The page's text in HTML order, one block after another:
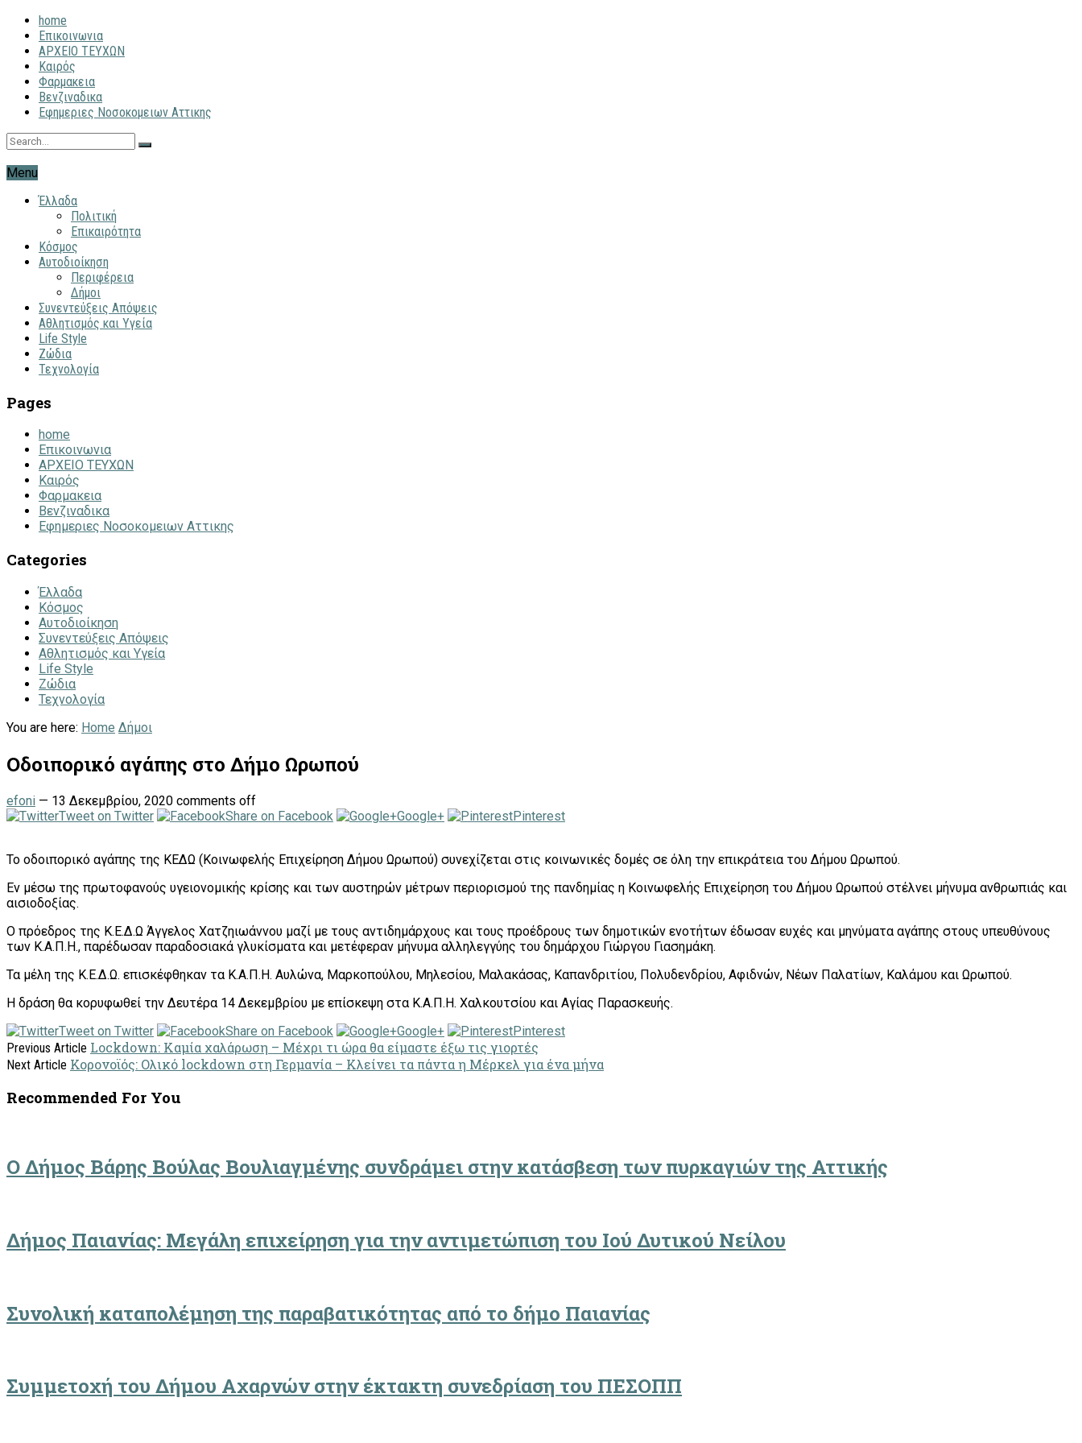
home
Επικοινωνια
ΑΡΧΕΙΟ ΤΕΥΧΩΝ
Καιρός
Φαρμακεια
Βενζιναδικα
Εφημεριες Νοσοκομειων Αττικης
Menu
Έλλαδα
Πολιτική
Επικαιρότητα
Κόσμος
Αυτοδιοίκηση
Περιφέρεια
Δήμοι
Συνεντεύξεις Απόψεις
Αθλητισμός και Υγεία
Life Style
Ζώδια
Τεχνολογία
Pages
home
Επικοινωνια
ΑΡΧΕΙΟ ΤΕΥΧΩΝ
Καιρός
Φαρμακεια
Βενζιναδικα
Εφημεριες Νοσοκομειων Αττικης
Categories
Έλλαδα
Κόσμος
Αυτοδιοίκηση
Συνεντεύξεις Απόψεις
Αθλητισμός και Υγεία
Life Style
Ζώδια
Τεχνολογία
You are here: Home Δήμοι
Οδοιπορικό αγάπης στο Δήμο Ωρωπού
efoni — 13 Δεκεμβρίου, 2020 comments off
Tweet on Twitter
Share on Facebook Google+ Pinterest
To oδοιπορικό αγάπης της ΚΕΔΩ (Κοινωφελής Επιχείρηση Δήμου Ωρωπού) συνεχίζεται στις κοινωνικές δομές σε όλη την επικράτεια του Δήμου Ωρωπού.
Εν μέσω της πρωτοφανούς υγειονομικής κρίσης και των αυστηρών μέτρων περιορισμού της πανδημίας η Κοινωφελής Επιχείρηση του Δήμου Ωρωπού στέλνει μήνυμα ανθρωπιάς και
αισιοδοξίας.
Ο πρόεδρος της Κ.Ε.Δ.Ω Άγγελος Χατζηιωάννου μαζί με τους αντιδημάρχους και τους προέδρους των δημοτικών ενοτήτων έδωσαν ευχές και μηνύματα αγάπης στους υπευθύνους
των Κ.Α.Π.Η., παρέδωσαν παραδοσιακά γλυκίσματα και μετέφεραν μήνυμα αλληλεγγύης του δημάρχου Γιώργου Γιασημάκη.
Τα μέλη της Κ.Ε.Δ.Ω. επισκέφθηκαν τα Κ.Α.Π.Η. Αυλώνα, Μαρκοπούλου, Μηλεσίου, Μαλακάσας, Καπανδριτίου, Πολυδενδρίου, Αφιδνών, Νέων Παλατίων, Καλάμου και Ωρωπού.
Η δράση θα κορυφωθεί την Δευτέρα 14 Δεκεμβρίου με επίσκεψη στα Κ.Α.Π.Η. Χαλκουτσίου και Αγίας Παρασκευής.
Tweet on Twitter
Share on Facebook Google+
Pinterest
Previous Article Lockdown: Καμία χαλάρωση – Μέχρι τι ώρα θα είμαστε έξω τις γιορτές
Next Article Κορονοϊός: Ολικό lockdown στη Γερμανία – Κλείνει τα πάντα η Μέρκελ για ένα μήνα
Recommended For You
Ο Δήμος Βάρης Βούλας Βουλιαγμένης συνδράμει στην κατάσβεση των πυρκαγιών της Αττικής
Δήμος Παιανίας: Μεγάλη επιχείρηση για την αντιμετώπιση του Ιού Δυτικού Νείλου
Συνολική καταπολέμηση της παραβατικότητας από το δήμο Παιανίας
Συμμετοχή του Δήμου Αχαρνών στην έκτακτη συνεδρίαση του ΠΕΣΟΠΠ